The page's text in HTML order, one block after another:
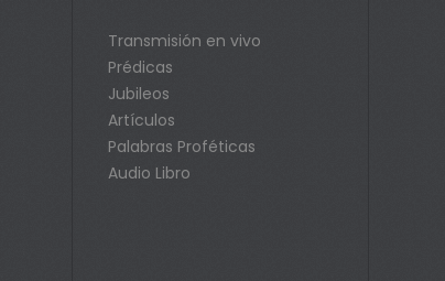
Transmisión en vivo
Prédicas
Jubileos
Artículos
Palabras Proféticas
Audio Libro